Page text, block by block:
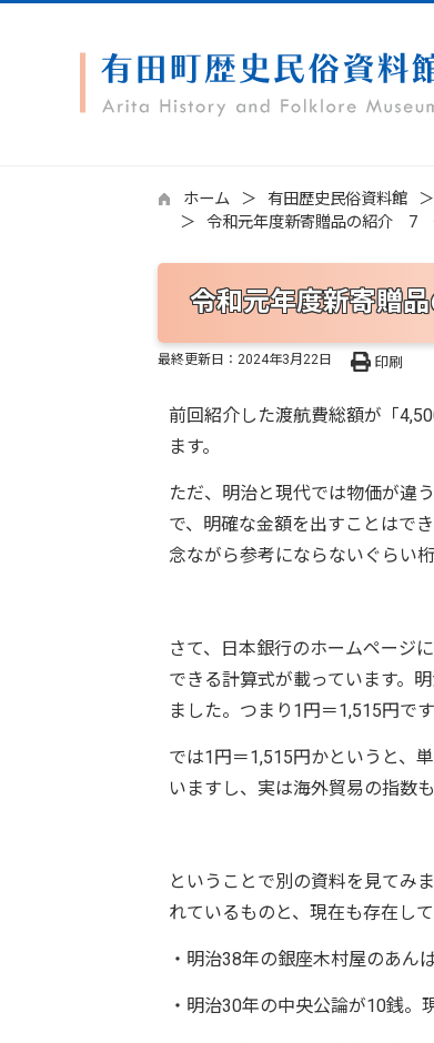
ホーム 有田歴史民俗資料館
令和元年度新寄贈品の紹介 7
令和元年度新寄贈
最終更新日： 2024年3月22日 印刷
前回紹介した渡航費総額が「
ます。
ただ、明治と現代では物価が違
で、明確な金額を出すことはで
念ながら参考にならないぐらい
さて、日本銀行のホームページ
できる計算式が載っています。
ました。つまり1円＝1,515円です
では1円＝1,515円かというと、
いますし、実は海外貿易の指数
ということで別の資料を見てみ
れているものと、現在も存在し
・明治38年の銀座木村屋のあん
・明治30年の中央公論が10銭。